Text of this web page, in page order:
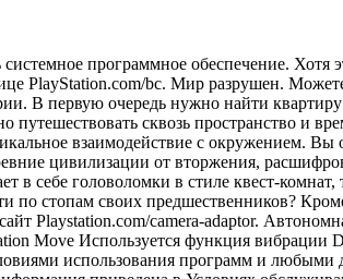
программное обеспечение.
PlayStation.com/bc. Мир разрушен.
В первую очередь нужно найти
сквозь пространство и
взаимодействие с окружением.
цивилизации от вторжения,
в себе головоломки в стиле квест-
по стопам своих предшественников?
Playstation.com/camera-adaptor.
Move Используется функция
использования программ и